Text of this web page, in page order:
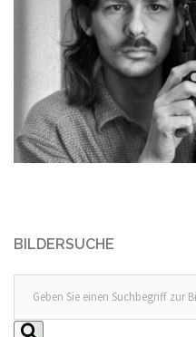
BILDERSUCHE